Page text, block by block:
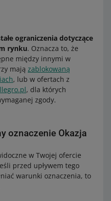
ograniczenia dotyczące
rynku. Oznacza to, że
między innymi w
mają zablokowaną
, lub w ofertach z
, dla których
zgody.
oznaczenie Okazja
w Twojej ofercie
przed upływem tego
warunki oznaczenia, to